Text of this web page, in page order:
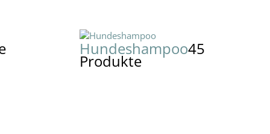
Hundeshampoo45
Produkte